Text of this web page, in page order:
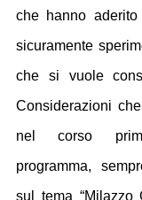
che hanno
sicuramente
che si vuole
Considerazioni
nel corso
programma,
sul tema “Milazzo